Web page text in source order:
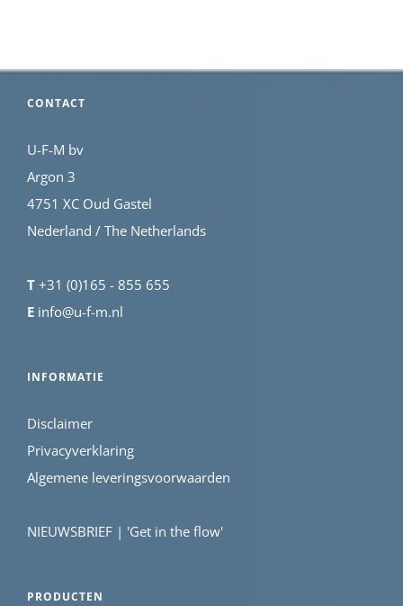
CONTACT
U-F-M bv
Argon 3
4751 XC Oud Gastel
Nederland / The Netherlands
T +31 (0)165 - 855 655
E info@u-f-m.nl
INFORMATIE
Disclaimer
Privacyverklaring
Algemene leveringsvoorwaarden
NIEUWSBRIEF | 'Get in the flow'
PRODUCTEN